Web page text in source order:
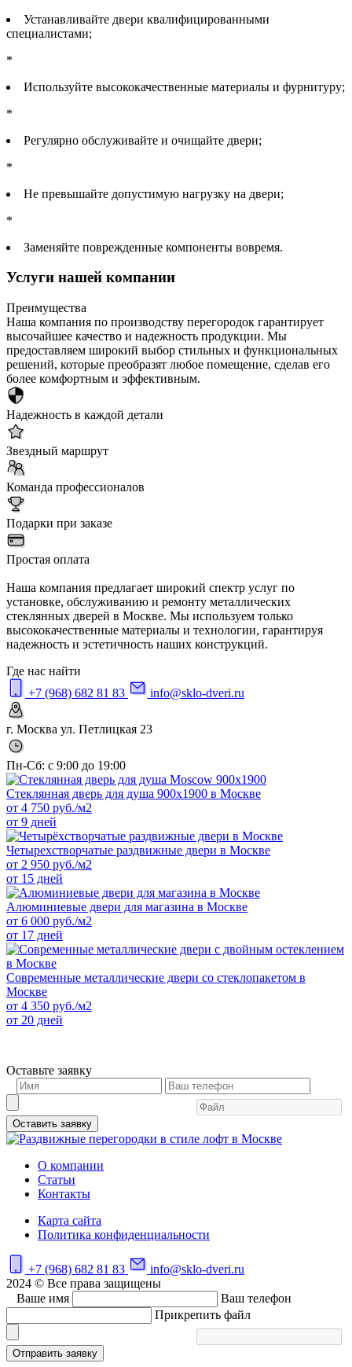
Устанавливайте двери квалифицированными
специалистами;
*
Используйте высококачественные материалы и фурнитуру;
*
Регулярно обслуживайте и очищайте двери;
*
Не превышайте допустимую нагрузку на двери;
*
Заменяйте поврежденные компоненты вовремя.
Услуги нашей компании
Преимущества
Наша компания по производству перегородок гарантирует
высочайшее качество и надежность продукции. Мы
предоставляем широкий выбор стильных и функциональных
решений, которые преобразят любое помещение, сделав его
более комфортным и эффективным.
Надежность в каждой детали
Звездный маршрут
Команда профессионалов
Подарки при заказе
Простая оплата
Наша компания предлагает широкий спектр услуг по
установке, обслуживанию и ремонту металлических
стеклянных дверей в Москве. Мы используем только
высококачественные материалы и технологии, гарантируя
надежность и эстетичность наших конструкций.
Где нас найти
+7 (968) 682 81 83
info@sklo-dveri.ru
г. Москва ул. Петлицкая 23
Пн-Сб: с 9:00 до 19:00
Стеклянная дверь для душа 900х1900 в Москве
от 4 750 руб./м2
от 9 дней
Четырехстворчатые раздвижные двери в Москве
от 2 950 руб./м2
от 15 дней
Алюминиевые двери для магазина в Москве
от 6 000 руб./м2
от 17 дней
Современные металлические двери со стеклопакетом в
Москве
от 4 350 руб./м2
от 20 дней
Оставьте заявку
Оставить заявку
О компании
Статьи
Контакты
Карта сайта
Политика конфиденциальности
+7 (968) 682 81 83
info@sklo-dveri.ru
2024 © Все права защищены
Ваше имя
Ваш телефон
Прикрепить файл
Отправить заявку